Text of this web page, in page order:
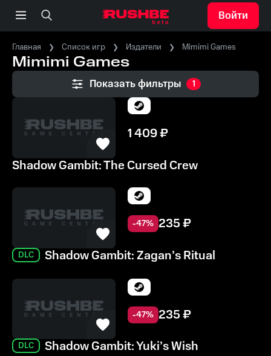
Войти
Главная Список игр Издатели Mimimi Games
Mimimi Games
Показать фильтры 1
1 409₽
Shadow Gambit: The Cursed Crew
-47% 235₽
DLC Shadow Gambit: Zagan’s Ritual
-47% 235₽
DLC Shadow Gambit: Yuki’s Wish